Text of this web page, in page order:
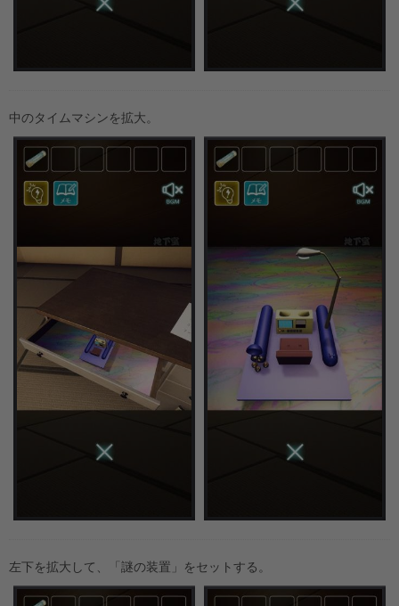
中のタイムマシンを拡大。
左下を拡大して、「謎の装置」をセットする。